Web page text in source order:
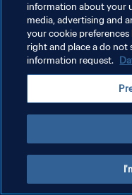
DATENSCHUTZ
NUTZUNGSBEDINGUNGEN
COOKIE-EINSTELLUNGEN
information about your
media, advertising and
your cookie
right and place a do not
information request.